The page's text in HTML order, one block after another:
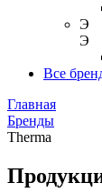
Э
Э
Все
Главная
Бренды
Therma